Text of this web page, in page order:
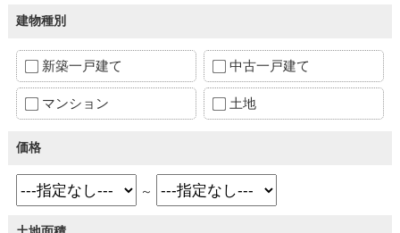
建物種別
新築一戸建て 中古一戸建て
マンション 土地
価格
～